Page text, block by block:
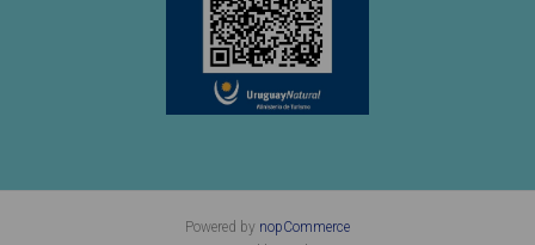
Powered by nopCommerce